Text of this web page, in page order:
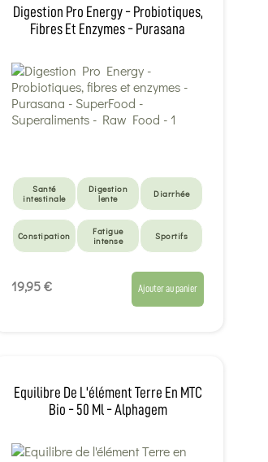
Digestion Pro Energy - Probiotiques,
Fibres Et Enzymes - Purasana
Santé
intestinale
Digestion
lente
Diarrhée
Constipation
Fatigue
intense
Sportifs
Vitalité
19,95 € Ajouter au panier
Equilibre De L'élément Terre En MTC
Bio - 50 Ml - Alphagem